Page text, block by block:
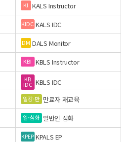
KI KALS Instructor
KIDC KALS IDC
DM DALS Monitor
KBI KBLS Instructor
KB
IDC KBLS IDC
일강-만 만료자 재교육
일-심화 일반인 심화
KPEP KPALS EP